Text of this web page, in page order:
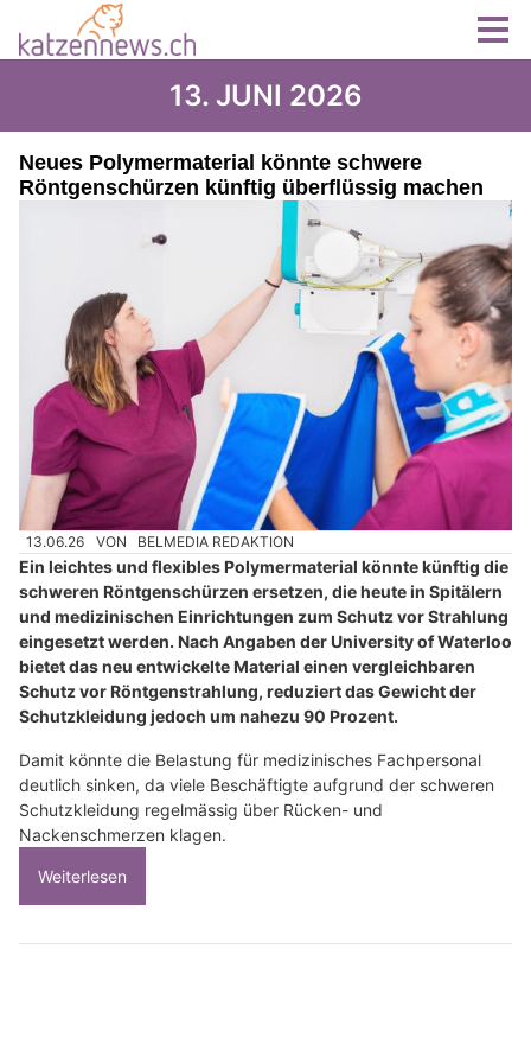
13. JUNI 2026
Neues Polymermaterial könnte schwere
Röntgenschürzen künftig überflüssig machen
13.06.26 VON BELMEDIA REDAKTION
Ein leichtes und flexibles Polymermaterial könnte künftig die
schweren Röntgenschürzen ersetzen, die heute in Spitälern
und medizinischen Einrichtungen zum Schutz vor Strahlung
eingesetzt werden. Nach Angaben der University of Waterloo
bietet das neu entwickelte Material einen vergleichbaren
Schutz vor Röntgenstrahlung, reduziert das Gewicht der
Schutzkleidung jedoch um nahezu 90 Prozent.
Damit könnte die Belastung für medizinisches Fachpersonal
deutlich sinken, da viele Beschäftigte aufgrund der schweren
Schutzkleidung regelmässig über Rücken- und
Nackenschmerzen klagen.
Weiterlesen